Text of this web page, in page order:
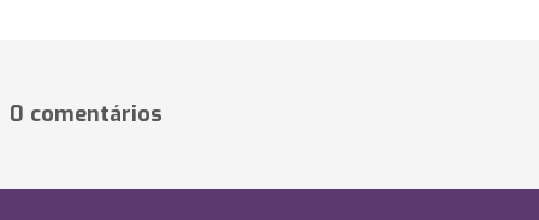
0 comentários